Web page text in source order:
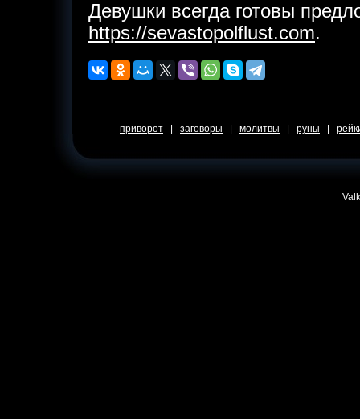
Девушки всегда готовы
https://sevastopolflust.com.
приворот заговоры молитвы руны